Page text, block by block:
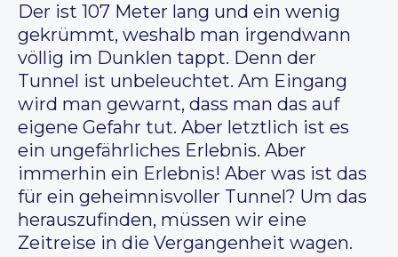
Der ist 107 Meter lang und ein wenig
gekrümmt, weshalb man irgendwann
völlig im Dunklen tappt. Denn der
Tunnel ist unbeleuchtet. Am Eingang
wird man gewarnt, dass man das auf
eigene Gefahr tut. Aber letztlich ist es
ein ungefährliches Erlebnis. Aber
immerhin ein Erlebnis! Aber was ist das
für ein geheimnisvoller Tunnel? Um das
herauszufinden, müssen wir eine
Zeitreise in die Vergangenheit wagen.